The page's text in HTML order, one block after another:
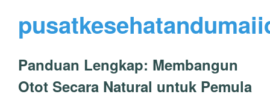
Panduan Lengkap: Membangun
Otot Secara Natural untuk Pemula